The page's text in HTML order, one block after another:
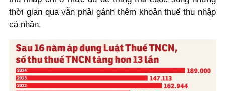
thời gian qua vẫn phải gánh thêm khoản thuế thu nhập
cá nhân.